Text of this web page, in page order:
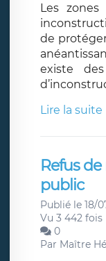
Les zones
de
existe
Lire la suite
Refus
public
Publié le 18/
Vu 3 442 fois
0
Par Maître